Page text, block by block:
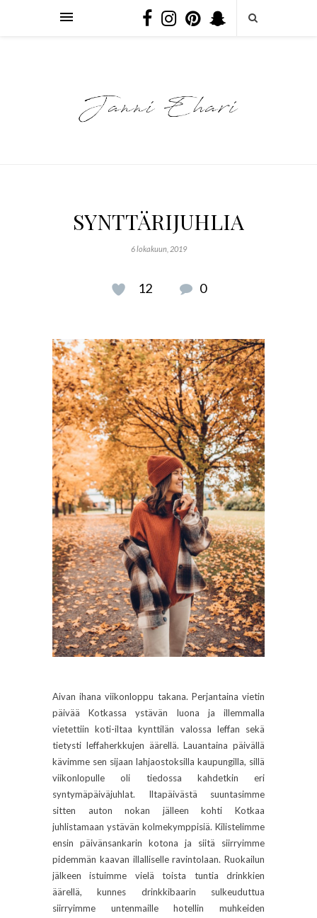
SYNTTÄRIJUHLIA
6 lokakuun, 2019
12 0
Aivan ihana viikonloppu takana. Perjantaina vietin
päivää Kotkassa ystävän luona ja illemmalla
vietettiin koti-iltaa kynttilän valossa leffan sekä
tietysti leffaherkkujen äärellä. Lauantaina päivällä
kävimme sen sijaan lahjaostoksilla kaupungilla, sillä
viikonlopulle oli tiedossa kahdetkin eri
syntymäpäiväjuhlat. Iltapäivästä suuntasimme
sitten auton nokan jälleen kohti Kotkaa
juhlistamaan ystävän kolmekymppisiä. Kilistelimme
ensin päivänsankarin kotona ja siitä siirryimme
pidemmän kaavan illalliselle ravintolaan. Ruokailun
jälkeen istuimme vielä toista tuntia drinkkien
äärellä, kunnes drinkkibaarin sulkeuduttua
siirryimme untenmaille hotellin muhkeiden